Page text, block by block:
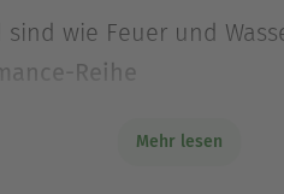
wie Feuer und
Reihe
Mehr lesen